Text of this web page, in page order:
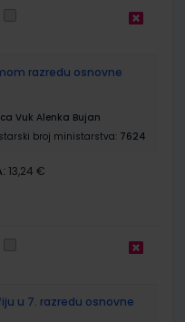
razredu osnovne
Vuk Alenka Bujan
broj ministarstva: 7624
13,24 €
u 7. razredu osnovne